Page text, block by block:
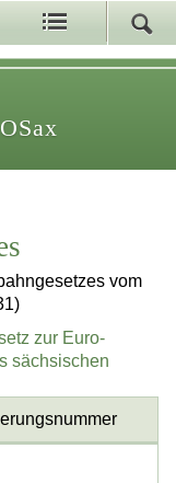
vom
zur Euro-
sächsischen